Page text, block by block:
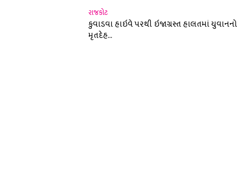
રાજકોટ
કુવાડવા હાઇવે પરથી ઇજાગ્રસ્ત હાલતમાં યુવાનનો
મૃતદેહ...